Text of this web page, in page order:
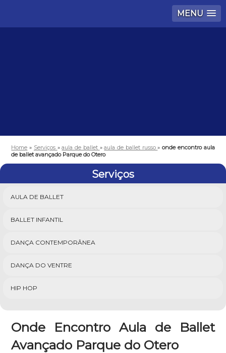
MENU
Home » Serviços »aula de ballet »aula de ballet russo»onde encontro aula
de ballet avançado Parque do Otero
Serviços
AULA DE BALLET
BALLET INFANTIL
DANÇA CONTEMPORÂNEA
DANÇA DO VENTRE
HIP HOP
Onde Encontro Aula de Ballet
Avançado Parque do Otero